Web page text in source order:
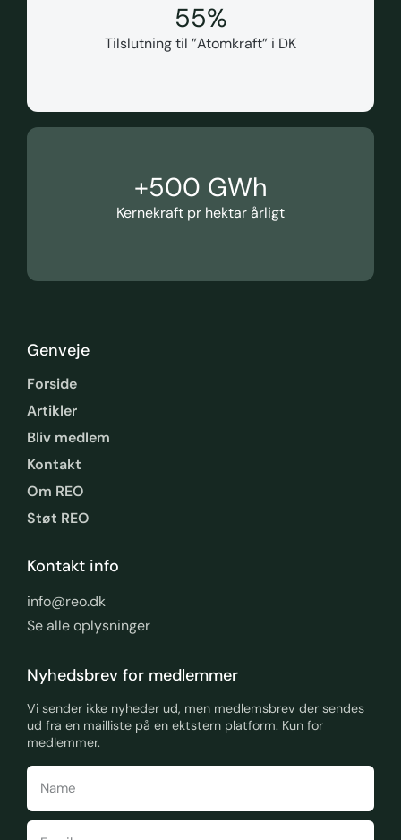
55%
Tilslutning til ”Atomkraft” i DK
+500 GWh
Kernekraft pr hektar årligt
Genveje
Forside
Artikler
Bliv medlem
Kontakt
Om REO
Støt REO
Kontakt info
info@reo.dk
Se alle oplysninger
Nyhedsbrev for medlemmer
Vi sender ikke nyheder ud, men medlemsbrev der sendes
ud fra en mailliste på en ektstern platform. Kun for
medlemmer.